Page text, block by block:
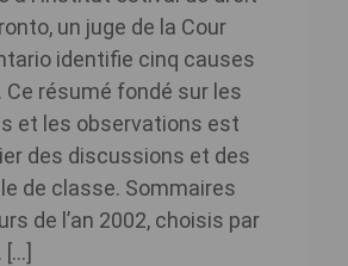
un juge de la Cour
identifie cinq causes
Ce résumé fondé sur les
et les observations est
des discussions et des
de classe. Sommaires
de l’an 2002, choisis par
[…]